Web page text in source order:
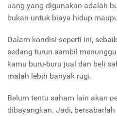
uang yang digunakan adalah
bukan untuk biaya hidup
Dalam kondisi seperti ini,
sedang turun sambil
kamu buru-buru jual dan beli
malah lebih banyak rugi.
Belum tentu saham lain akan
dibayangkan. Jadi,